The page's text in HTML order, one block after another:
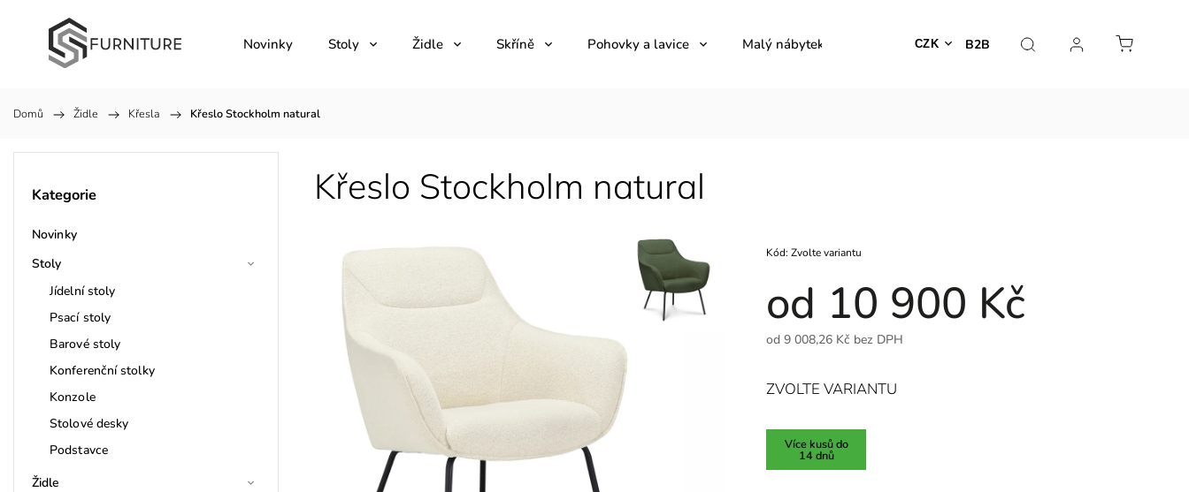
B2B
CZK
Novinky Stoly Židle Skříně Pohovky a lavice Malý nábytek Venkovní nábytek Dekorace
Domů / Židle / Křesla / Křeslo Stockholm natural
Kategorie
Novinky
Stoly
Jídelní stoly
Psací stoly
Barové stoly
Konferenční stolky
Konzole
Stolové desky
Podstavce
Židle
Křeslo Stockholm natural
od 10 900 Kč
od 9 008,26 Kč bez DPH
Kód: Zvolte variantu
Více kusů do
14 dnů
ZVOLTE VARIANTU